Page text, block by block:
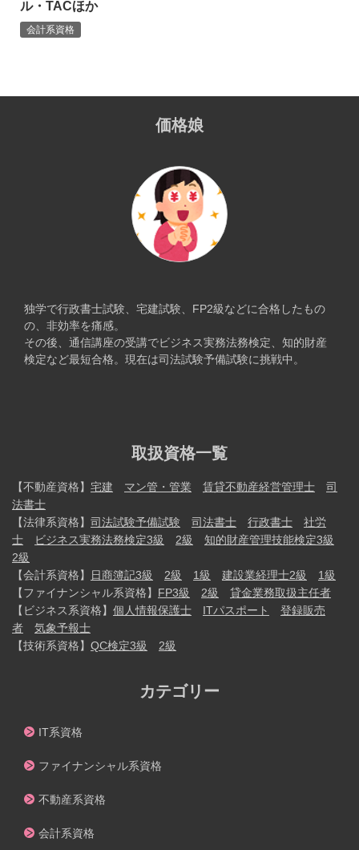
ル・TACほか
会計系資格
価格娘
独学で行政書士試験、宅建試験、FP2級などに合格したもの
の、非効率を痛感。
その後、通信講座の受講でビジネス実務法務検定、知的財産
検定など最短合格。現在は司法試験予備試験に挑戦中。
取扱資格一覧
【不動産資格】 宅建 マン管・管業 賃貸不動産経営管理士
司
法書士
【法律系資格】 司法試験予備試験 司法書士 行政書士
社労
士
ビジネス実務法務検定3級 2級
知的財産管理技能検定3級
2級
【会計系資格】
日商簿記3級 2級 1級 建設業経理士2級
1級
【ファイナンシャル系資格】 FP3級 2級
貸金業務取扱主任者
【ビジネス系資格】 個人情報保護士 ITパスポート
登録販売
者
気象予報士
【技術系資格】 QC検定3級 2級
カテゴリー
IT系資格
ファイナンシャル系資格
不動産系資格
会計系資格